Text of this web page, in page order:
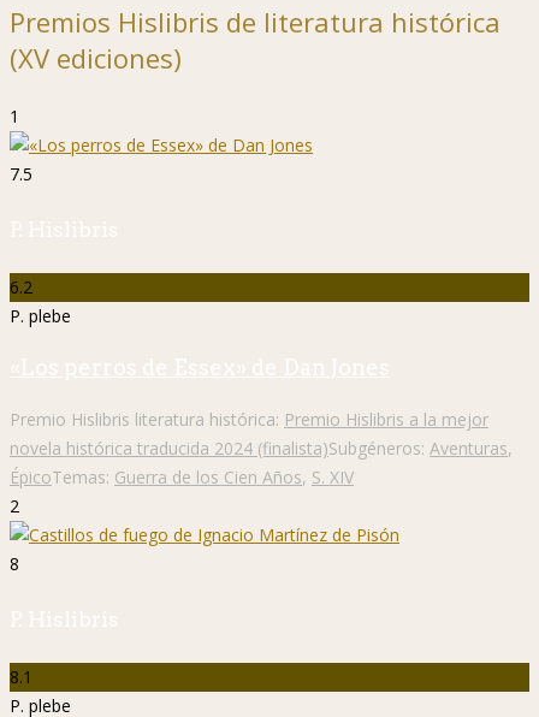
Premios Hislibris de literatura histórica
(XV ediciones)
1
7.5
P. Hislibris
6.2
P. plebe
«Los perros de Essex» de Dan Jones
Premio Hislibris literatura histórica: Premio Hislibris a la mejor
novela histórica traducida 2024 (finalista)Subgéneros: Aventuras,
ÉpicoTemas: Guerra de los Cien Años, S. XIV
2
8
P. Hislibris
8.1
P. plebe